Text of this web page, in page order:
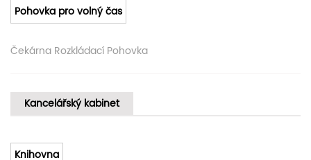
Pohovka pro volný čas
Čekárna Rozkládací Pohovka
Kancelářský kabinet
Knihovna